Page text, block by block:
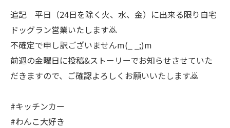
追記 平日（24日を除く火、水、金）に出来る限り自宅
ドッグラン営業いたします🙇
不確定で申し訳ございませんm(_ _;)m
前週の金曜日に投稿&ストーリーでお知らせさせていた
だきますので、ご確認よろしくお願いいたします🙇
#キッチンカー
#わんこ大好き